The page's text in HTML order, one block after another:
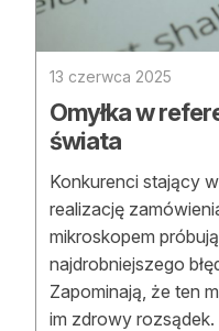
Strefa eksperta
Auto do lasu
Dla drwala
Z zagranicy
Edukacja
Lasy prywatne
13 czerwca 2025
Omyłka w
świata
Konkurenci stający
realizację
mikroskopem
najdrobniejszego
Zapominają, że ten
im zdrowy